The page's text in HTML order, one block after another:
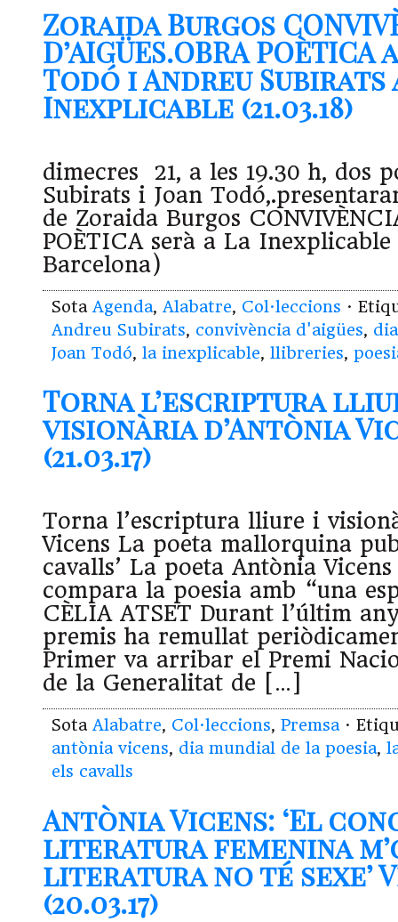
Zoraida Burgos
D’AIGÜES.OBRA POÈTICA
Todó i Andreu Subirats
Inexplicable (21.03.18)
dimecres 21, a les 19.30 h, dos
Subirats i Joan
de Zoraida Burgos
POÈTICA serà a La
Barcelona)
Sota Agenda, Alabatre, Col·leccions ·
Andreu Subirats, convivència d'aigües,
Joan Todó, la inexplicable, llibreries,
Torna l’escriptura
visionària d’Antònia
(21.03.17)
Torna l’escriptura lliure i
Vicens La poeta mallorquina
cavalls’ La poeta Antònia
compara la poesia amb “una
CÈLIA ATSET Durant l’últim
premis ha remullat
Primer va arribar el Premi
de la Generalitat de […]
Sota Alabatre, Col·leccions, Premsa ·
antònia vicens, dia mundial de la poesia,
els cavalls
Antònia Vicens: ‘El
literatura femenina
literatura no té sexe’
(20.03.17)